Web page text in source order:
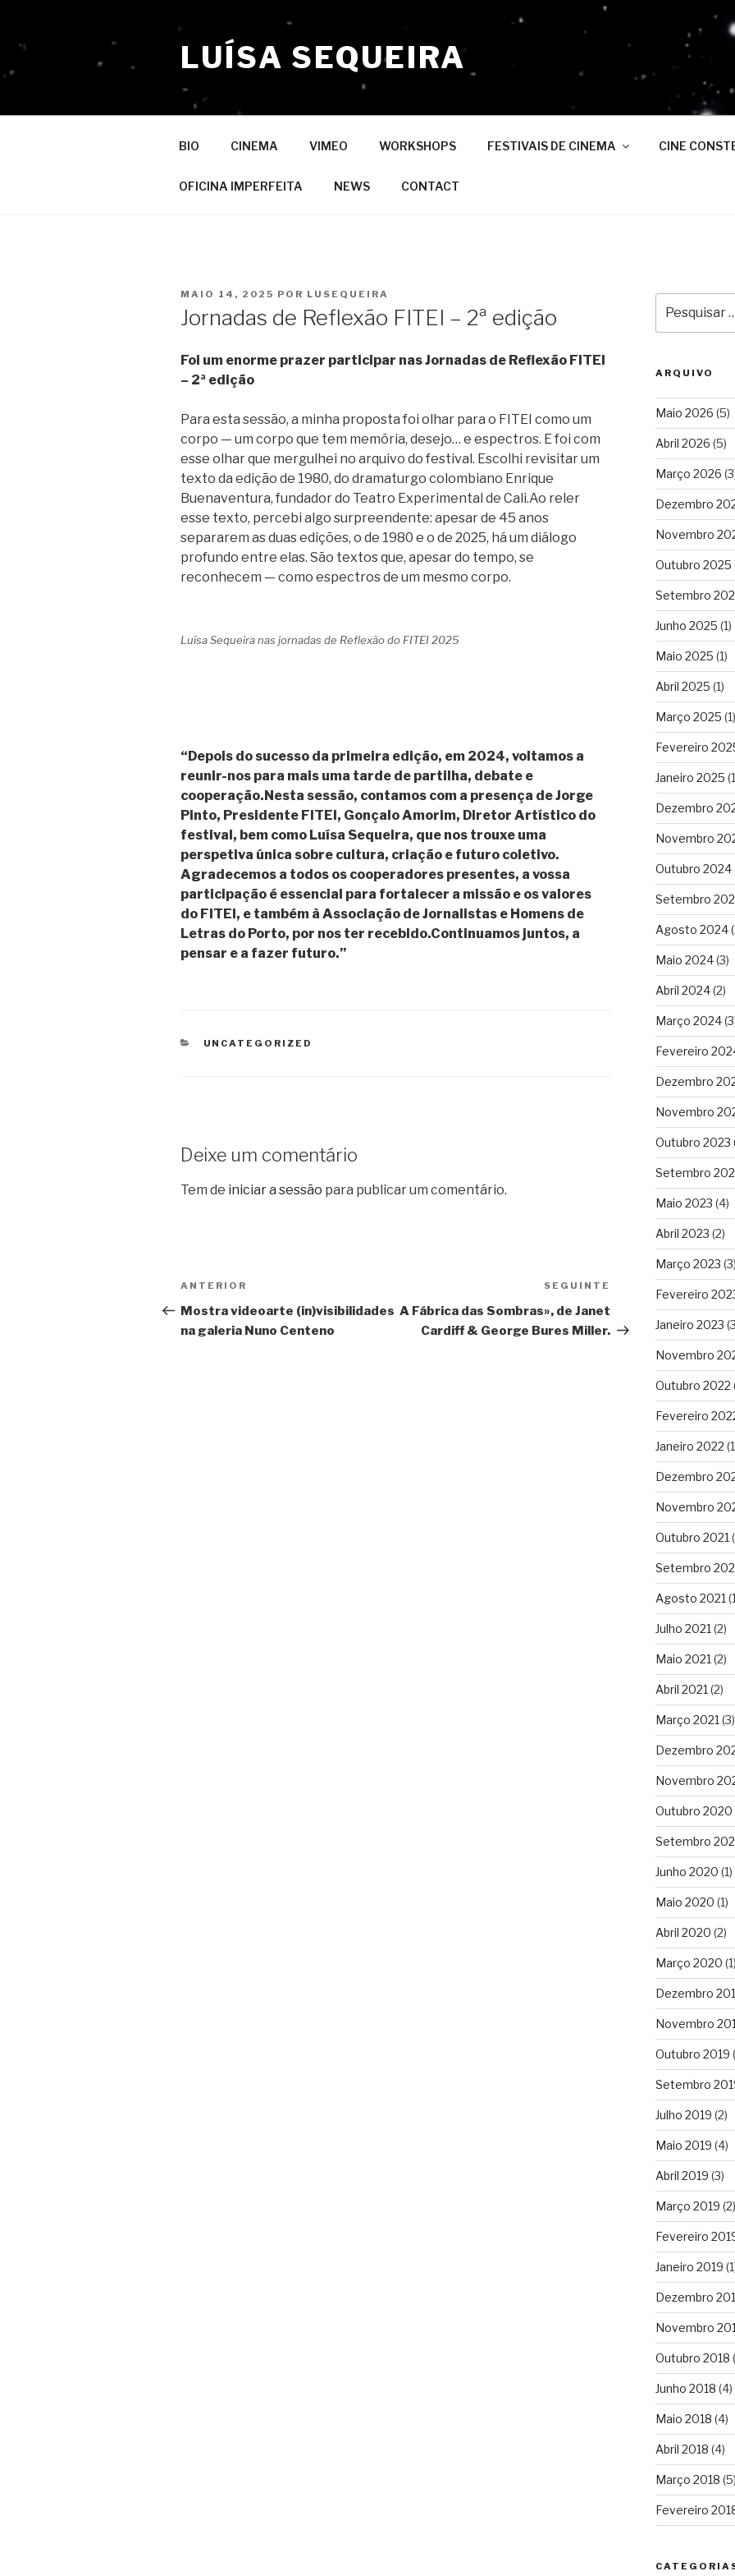
conteúdo
LUÍSA SEQUEIRA
BIO CINEMA VIMEO WORKSHOPS FESTIVAIS DE CINEMA CINE
OFICINA IMPERFEITA NEWS CONTACT
PUBLICADO
MAIO 14, 2025 POR LUSEQUEIRA
Jornadas de Reflexão FITEI – 2ª edição
Foi um enorme prazer participar nas Jornadas de Reflexão FITEI
– 2ª edição
Para esta sessão, a minha proposta foi olhar para o FITEI como um
corpo — um corpo que tem memória, desejo… e espectros. E foi com
esse olhar que mergulhei no arquivo do festival. Escolhi revisitar um
texto da edição de 1980, do dramaturgo colombiano Enrique
Buenaventura, fundador do Teatro Experimental de Cali.Ao reler
esse texto, percebi algo surpreendente: apesar de 45 anos
separarem as duas edições, o de 1980 e o de 2025, há um diálogo
profundo entre elas. São textos que, apesar do tempo, se
reconhecem — como espectros de um mesmo corpo.
Luísa Sequeira nas jornadas de Reflexão do FITEI 2025
“Depois do sucesso da primeira edição, em 2024, voltamos a
reunir-nos para mais uma tarde de partilha, debate e
cooperação.Nesta sessão, contamos com a presença de Jorge
Pinto, Presidente FITEI, Gonçalo Amorim, Diretor Artístico do
festival, bem como Luísa Sequeira, que nos trouxe uma
perspetiva única sobre cultura, criação e futuro coletivo.
Agradecemos a todos os cooperadores presentes, a vossa
participação é essencial para fortalecer a missão e os valores
do FITEl, e também à Associação de Jornalistas e Homens de
Letras do Porto, por nos ter recebido.Continuamos juntos, a
pensar e a fazer futuro.”
CATEGORIAS
UNCATEGORIZED
Deixe um comentário
Tem de iniciar a sessão para publicar um comentário.
Navegação
de
artigos
Conteúdo
anterior
ANTERIOR
Mostra videoarte (in)visibilidades
na galeria Nuno Centeno
Conteúdo
seguinte
SEGUINTE
A Fábrica das Sombras», de Janet
Cardiff & George Bures Miller.
por:
ARQUIVO
Maio 2026 (5)
Abril 2026 (5)
Março 2026
Dezembro
Novembro
Outubro 2025
Setembro
Junho 2025 (1)
Maio 2025 (1)
Abril 2025 (1)
Março 2025 (1)
Fevereiro
Janeiro 2025
Dezembro
Novembro
Outubro 2024
Setembro
Agosto 2024
Maio 2024(3)
Abril 2024(2)
Março 2024
Fevereiro
Dezembro
Novembro
Outubro 2023
Setembro
Maio 2023 (4)
Abril 2023 (2)
Março 2023 (3)
Fevereiro
Janeiro 2023
Novembro
Outubro 2022
Fevereiro
Janeiro 2022
Dezembro
Novembro
Outubro 2021
Setembro
Agosto 2021
Julho 2021 (2)
Maio 2021 (2)
Abril 2021 (2)
Março 2021 (3)
Dezembro
Novembro
Outubro 2020
Setembro
Junho 2020 (1)
Maio 2020 (1)
Abril 2020 (2)
Março 2020 (1)
Dezembro
Novembro
Outubro 2019
Setembro
Julho 2019 (2)
Maio 2019 (4)
Abril 2019 (3)
Março 2019 (2)
Fevereiro
Janeiro 2019
Dezembro
Novembro
Outubro 2018
Junho 2018 (4)
Maio 2018 (4)
Abril 2018 (4)
Março 2018 (5)
Fevereiro